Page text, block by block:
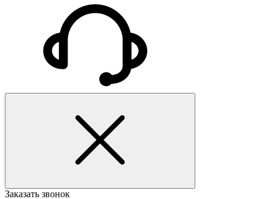
Заказать звонок